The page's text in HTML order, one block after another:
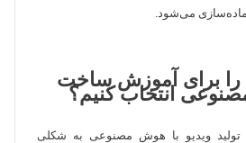
می‌شود.
را برای آموزش ساخت
انتخاب کنیم؟
تولید ویدیو با هوش مصنوعی به شکلی